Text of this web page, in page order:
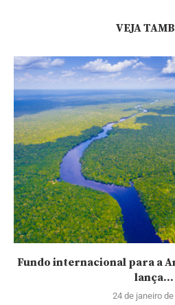
VEJA
Fundo internacional para a
lança...
24 de janeiro